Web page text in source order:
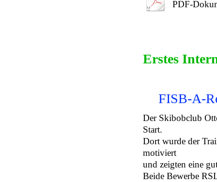
PDF-
Erstes
FISB-A-
Der Skibobclub
Start.
Dort wurde der
motiviert
und zeigten eine
Beide Bewerbe